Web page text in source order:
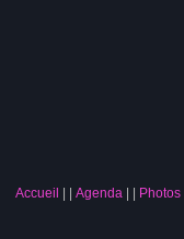
Accueil Agenda| Photos|